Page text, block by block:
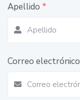
Apellido *
Correo electrónico